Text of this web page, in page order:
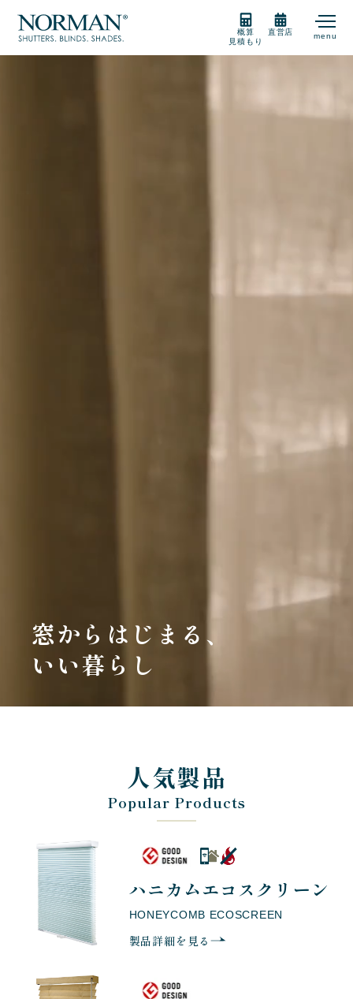
概算
見積もり
直営店 menu
窓からはじまる、
いい暮らし
人気製品
Popular Products
ハニカムエコスクリーン
HONEYCOMB ECOSCREEN
製品詳細を見る
お知らせ